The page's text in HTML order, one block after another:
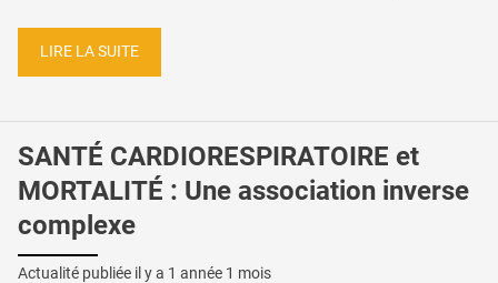
LIRE LA SUITE
SANTÉ CARDIORESPIRATOIRE et
MORTALITÉ : Une association inverse
complexe
Actualité publiée il y a 1 année 1 mois